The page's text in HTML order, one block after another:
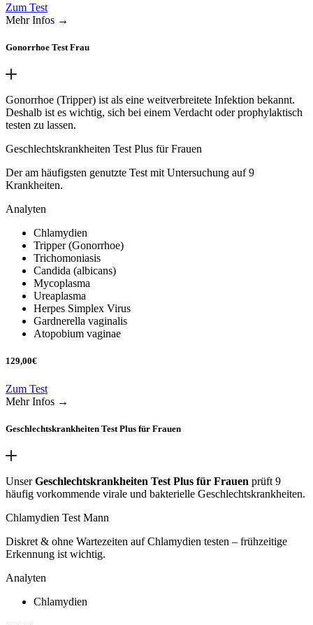
Zum Test
Mehr Infos →
Gonorrhoe Test Frau
Gonorrhoe (Tripper) ist als eine weitverbreitete Infektion bekannt.
Deshalb ist es wichtig, sich bei einem Verdacht oder prophylaktisch
testen zu lassen.
Geschlechtskrankheiten Test Plus für Frauen
Der am häufigsten genutzte Test mit Untersuchung auf 9
Krankheiten.
Analyten
Chlamydien
Tripper (Gonorrhoe)
Trichomoniasis
Candida (albicans)
Mycoplasma
Ureaplasma
Herpes Simplex Virus
Gardnerella vaginalis
Atopobium vaginae
129,00€
Zum Test
Mehr Infos →
Geschlechtskrankheiten Test Plus für Frauen
UnserGeschlechtskrankheiten Test Plus für Frauen prüft 9
häufig vorkommende virale und bakterielle Geschlechtskrankheiten.
Chlamydien Test Mann
Diskret & ohne Wartezeiten auf Chlamydien testen – frühzeitige
Erkennung ist wichtig.
Analyten
Chlamydien